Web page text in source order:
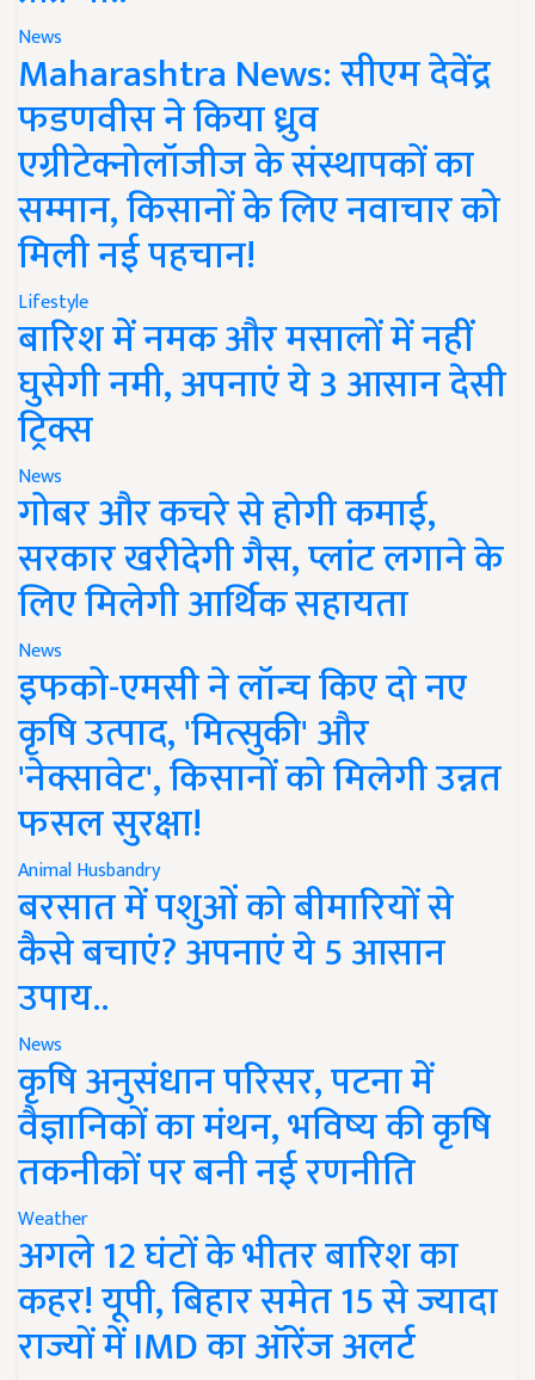
News
Maharashtra News: सीएम देवेंद्र
फडणवीस ने किया ध्रुव
एग्रीटेक्नोलॉजीज के संस्थापकों का
सम्मान, किसानों के लिए नवाचार को
मिली नई पहचान!
Lifestyle
बारिश में नमक और मसालों में नहीं
घुसेगी नमी, अपनाएं ये 3 आसान देसी
ट्रिक्स
News
गोबर और कचरे से होगी कमाई,
सरकार खरीदेगी गैस, प्लांट लगाने के
लिए मिलेगी आर्थिक सहायता
News
इफको-एमसी ने लॉन्च किए दो नए
कृषि उत्पाद, 'मित्सुकी' और
'नेक्सावेट', किसानों को मिलेगी उन्नत
फसल सुरक्षा!
Animal Husbandry
बरसात में पशुओं को बीमारियों से
कैसे बचाएं? अपनाएं ये 5 आसान
उपाय..
News
कृषि अनुसंधान परिसर, पटना में
वैज्ञानिकों का मंथन, भविष्य की कृषि
तकनीकों पर बनी नई रणनीति
Weather
अगले 12 घंटों के भीतर बारिश का
कहर! यूपी, बिहार समेत 15 से ज्यादा
राज्यों में IMD का ऑरेंज अलर्ट